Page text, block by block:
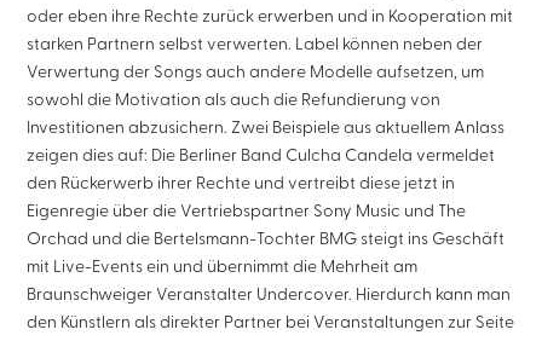
oder eben ihre Rechte zurück erwerben und in Kooperation mit
starken Partnern selbst verwerten. Label können neben der
Verwertung der Songs auch andere Modelle aufsetzen, um
sowohl die Motivation als auch die Refundierung von
Investitionen abzusichern. Zwei Beispiele aus aktuellem Anlass
zeigen dies auf: Die Berliner Band Culcha Candela vermeldet
den Rückerwerb ihrer Rechte und vertreibt diese jetzt in
Eigenregie über die Vertriebspartner Sony Music und The
Orchad und die Bertelsmann-Tochter BMG steigt ins Geschäft
mit Live-Events ein und übernimmt die Mehrheit am
Braunschweiger Veranstalter Undercover. Hierdurch kann man
den Künstlern als direkter Partner bei Veranstaltungen zur Seite